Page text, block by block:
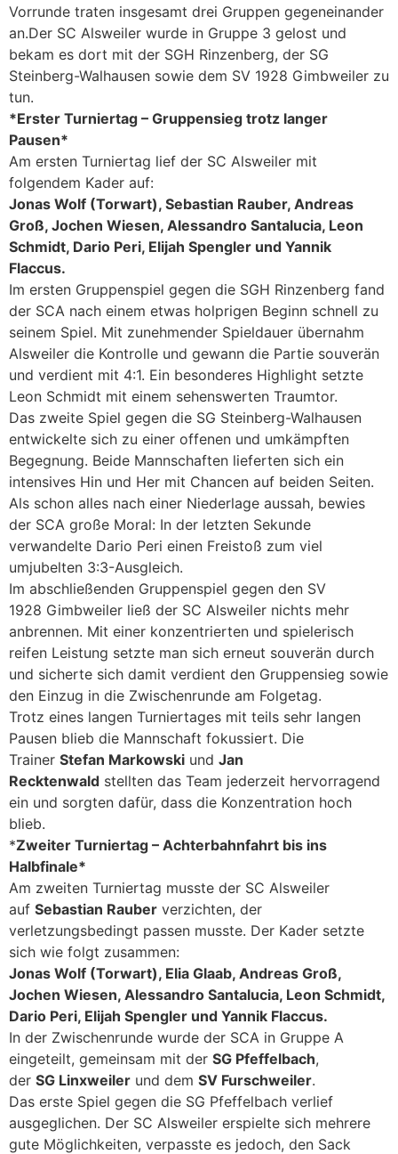
Vorrunde traten insgesamt drei Gruppen gegeneinander
an.Der SC Alsweiler wurde in Gruppe 3 gelost und
bekam es dort mit der SGH Rinzenberg, der SG
Steinberg-Walhausen sowie dem SV 1928 Gimbweiler zu
tun.
*Erster Turniertag – Gruppensieg trotz langer
Pausen*
Am ersten Turniertag lief der SC Alsweiler mit
folgendem Kader auf:
Jonas Wolf (Torwart), Sebastian Rauber, Andreas
Groß, Jochen Wiesen, Alessandro Santalucia, Leon
Schmidt, Dario Peri, Elijah Spengler und Yannik
Flaccus.
Im ersten Gruppenspiel gegen die SGH Rinzenberg fand
der SCA nach einem etwas holprigen Beginn schnell zu
seinem Spiel. Mit zunehmender Spieldauer übernahm
Alsweiler die Kontrolle und gewann die Partie souverän
und verdient mit 4:1. Ein besonderes Highlight setzte
Leon Schmidt mit einem sehenswerten Traumtor.
Das zweite Spiel gegen die SG Steinberg-Walhausen
entwickelte sich zu einer offenen und umkämpften
Begegnung. Beide Mannschaften lieferten sich ein
intensives Hin und Her mit Chancen auf beiden Seiten.
Als schon alles nach einer Niederlage aussah, bewies
der SCA große Moral: In der letzten Sekunde
verwandelte Dario Peri einen Freistoß zum viel
umjubelten 3:3-Ausgleich.
Im abschließenden Gruppenspiel gegen den SV
1928 Gimbweiler ließ der SC Alsweiler nichts mehr
anbrennen. Mit einer konzentrierten und spielerisch
reifen Leistung setzte man sich erneut souverän durch
und sicherte sich damit verdient den Gruppensieg sowie
den Einzug in die Zwischenrunde am Folgetag.
Trotz eines langen Turniertages mit teils sehr langen
Pausen blieb die Mannschaft fokussiert. Die
Trainer Stefan Markowski und Jan
Recktenwald stellten das Team jederzeit hervorragend
ein und sorgten dafür, dass die Konzentration hoch
blieb.
*Zweiter Turniertag – Achterbahnfahrt bis ins
Halbfinale*
Am zweiten Turniertag musste der SC Alsweiler
auf Sebastian Rauber verzichten, der
verletzungsbedingt passen musste. Der Kader setzte
sich wie folgt zusammen:
Jonas Wolf (Torwart), Elia Glaab, Andreas Groß,
Jochen Wiesen, Alessandro Santalucia, Leon Schmidt,
Dario Peri, Elijah Spengler und Yannik Flaccus.
In der Zwischenrunde wurde der SCA in Gruppe A
eingeteilt, gemeinsam mit der SG Pfeffelbach,
der SG Linxweiler und dem SV Furschweiler.
Das erste Spiel gegen die SG Pfeffelbach verlief
ausgeglichen. Der SC Alsweiler erspielte sich mehrere
gute Möglichkeiten, verpasste es jedoch, den Sack